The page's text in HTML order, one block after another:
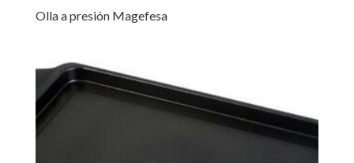
Olla a presión Magefesa